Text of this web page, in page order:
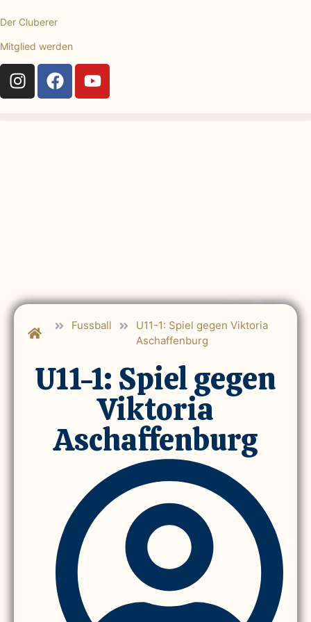
Der Cluberer
Mitglied werden
Fussball
U11-1: Spiel gegen Viktoria
Aschaffenburg
U11-1: Spiel gegen
Viktoria
Aschaffenburg